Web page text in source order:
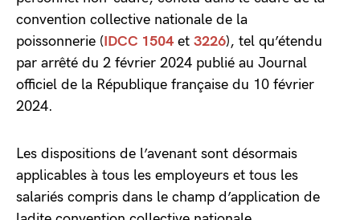
convention collective nationale de la
poissonnerie (IDCC 1504et 3226), tel qu’étendu
par arrêté du 2 février 2024 publié au Journal
officiel de la République française du 10 février
2024.
Les dispositions de l’avenant sont désormais
applicables à tous les employeurs et tous les
salariés compris dans le champ d’application de